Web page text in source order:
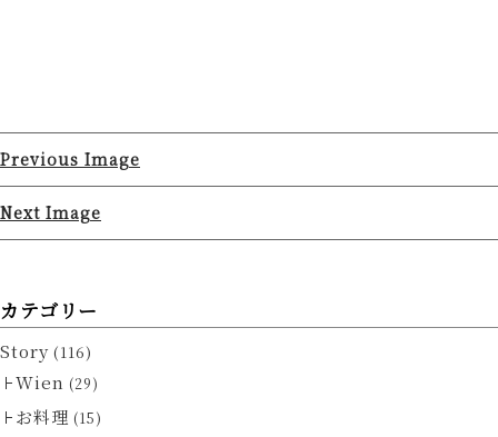
Previous Image
Next Image
カテゴリー
Story (116)
Wien (29)
お料理 (15)